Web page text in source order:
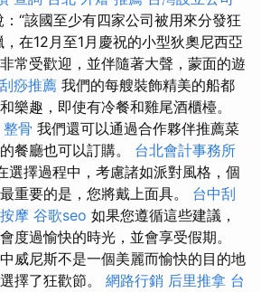
：“該國至少有四家公司被用來分發狂
在12月至1月慶祝的小型狄奧尼西亞
常受歡迎，並伴隨著大聲，蒙面的遊
痧推薦 我們的每艘裝飾精美的船都
樂趣，即使有冷餐和雞尾酒櫃檯。
骨 我們還可以通過合作夥伴推薦菜
餐廳也可以訂購。 台北會計事務所
選擇過程中，考慮諸如派對風格，個
重要的是，您將戴上面具。 台中刮
摩 谷歌seo 如果您遵循這些建議，
度過愉快的時光，並會享受假期。
威尼斯不是一個美麗而愉快的目的地
擇了狂歡節。 網路行銷 后里推拿 台